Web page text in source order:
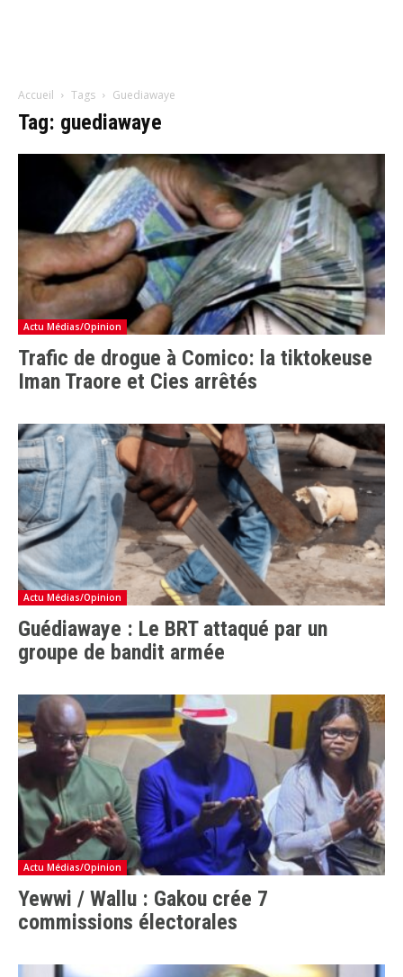
Accueil Tags Guediawaye
Tag: guediawaye
Actu Médias/Opinion
Trafic de drogue à Comico: la tiktokeuse
Iman Traore et Cies arrêtés
Actu Médias/Opinion
Guédiawaye : Le BRT attaqué par un
groupe de bandit armée
Actu Médias/Opinion
Yewwi / Wallu : Gakou crée 7
commissions électorales